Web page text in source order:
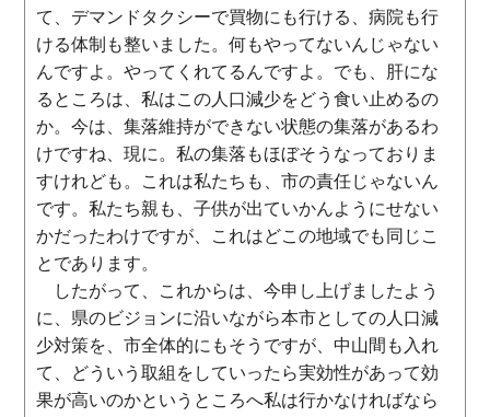
て、デマンドタクシーで買物にも行ける、病院も行
ける体制も整いました。何もやってないんじゃない
んですよ。やってくれてるんですよ。でも、肝にな
るところは、私はこの人口減少をどう食い止めるの
か。今は、集落維持ができない状態の集落があるわ
けですね、現に。私の集落もほぼそうなっておりま
すけれども。これは私たちも、市の責任じゃないん
です。私たち親も、子供が出ていかんようにせない
かだったわけですが、これはどこの地域でも同じこ
とであります。
したがって、これからは、今申し上げましたよう
に、県のビジョンに沿いながら本市としての人口減
少対策を、市全体的にもそうですが、中山間も入れ
て、どういう取組をしていったら実効性があって効
果が高いのかというところへ私は行かなければなら